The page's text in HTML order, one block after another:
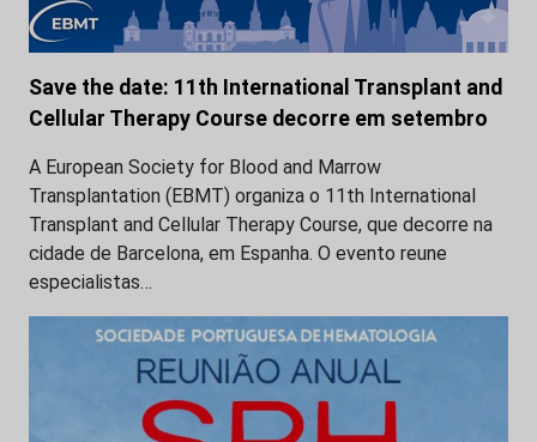
Save the date: 11th International Transplant and
Cellular Therapy Course decorre em setembro
A European Society for Blood and Marrow
Transplantation (EBMT) organiza o 11th International
Transplant and Cellular Therapy Course, que decorre na
cidade de Barcelona, em Espanha. O evento reune
especialistas…